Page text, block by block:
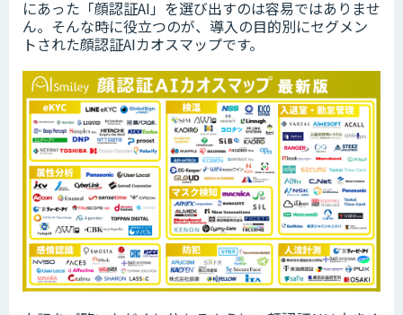
にあった「顔認証AI」を選び出すのは容易ではありませ
ん。そんな時に役立つのが、導入の目的別にセグメン
トされた顔認証AIカオスマップです。